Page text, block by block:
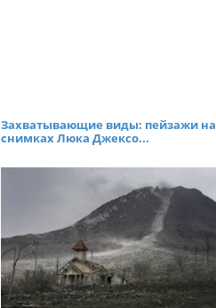
Захватывающие виды: пейзажи на
снимках Люка Джексо...